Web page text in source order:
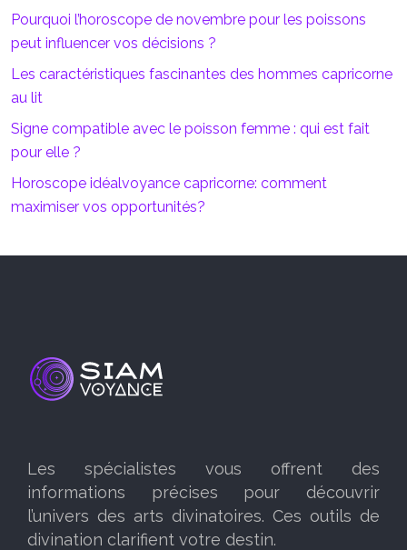
Pourquoi l’horoscope de novembre pour les poissons
peut influencer vos décisions ?
Les caractéristiques fascinantes des hommes capricorne
au lit
Signe compatible avec le poisson femme : qui est fait
pour elle ?
Horoscope idéalvoyance capricorne: comment
maximiser vos opportunités?
Les spécialistes vous offrent des
informations précises pour découvrir
l’univers des arts divinatoires. Ces outils de
divination clarifient votre destin.